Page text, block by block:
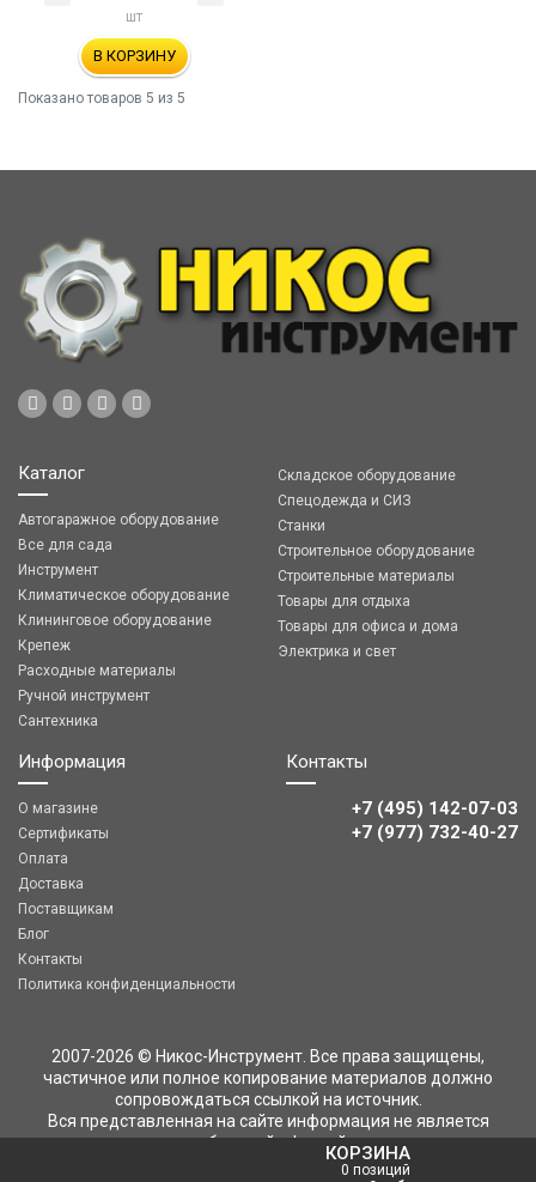
КОРЗИНА
0 позиций
шт
В КОРЗИНУ
Показано товаров 5 из 5
Каталог
Автогаражное оборудование
Все для сада
Инструмент
Климатическое оборудование
Клининговое оборудование
Крепеж
Расходные материалы
Ручной инструмент
Сантехника
Складское оборудование
Спецодежда и СИЗ
Станки
Строительное оборудование
Строительные материалы
Товары для отдыха
Товары для офиса и дома
Электрика и свет
Информация
О магазине
Сертификаты
Оплата
Доставка
Поставщикам
Блог
Контакты
Политика конфиденциальности
Контакты
+7 (495) 142-07-03
‎‎+7 (977) 732-40-27
2007-2026 © Никос-Инструмент. Все права защищены,
частичное или полное копирование материалов должно
сопровождаться ссылкой на источник.
Вся представленная на сайте информация не является
публичной офертой